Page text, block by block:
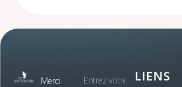
Merci
LIENS